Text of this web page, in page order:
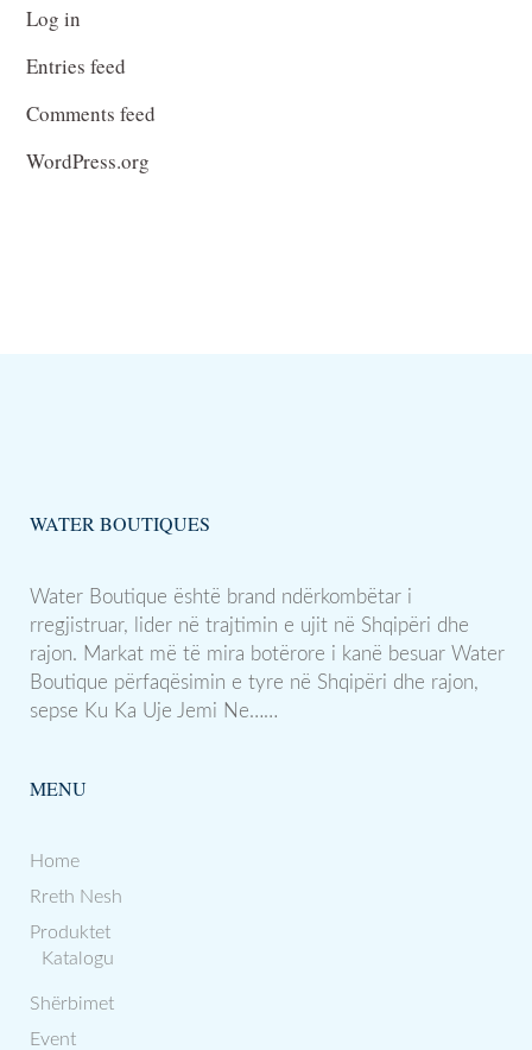
Log in
Entries feed
Comments feed
WordPress.org
WATER BOUTIQUES
Water Boutique është brand ndërkombëtar i
rregjistruar, lider në trajtimin e ujit në Shqipëri dhe
rajon. Markat më të mira botërore i kanë besuar Water
Boutique përfaqësimin e tyre në Shqipëri dhe rajon,
sepse Ku Ka Uje Jemi Ne……
MENU
Home
Rreth Nesh
Produktet
Katalogu
Shërbimet
Event